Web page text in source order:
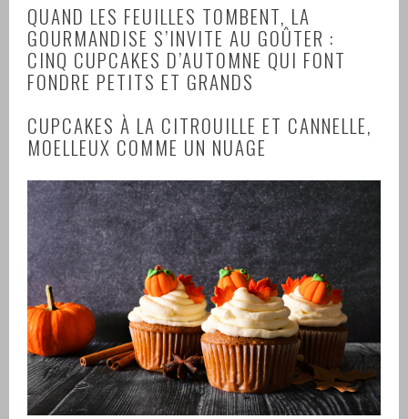
QUAND LES FEUILLES TOMBENT, LA
GOURMANDISE S’INVITE AU GOÛTER :
CINQ CUPCAKES D’AUTOMNE QUI FONT
FONDRE PETITS ET GRANDS
CUPCAKES À LA CITROUILLE ET CANNELLE,
MOELLEUX COMME UN NUAGE